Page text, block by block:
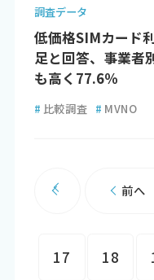
調査データ
低価格SIMカード
足と回答、事業者
も高く77.6％
# 比較調査 # MVNO
前へ
17 18